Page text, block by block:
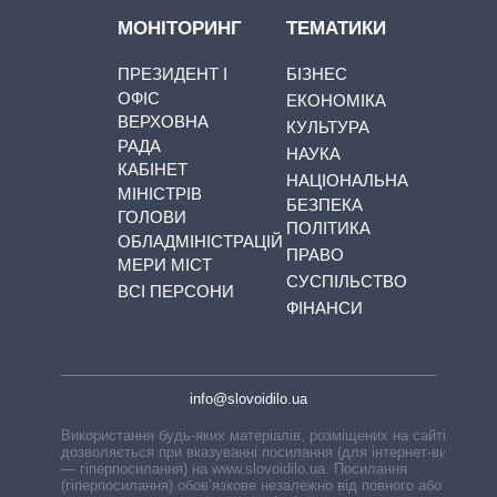
МОНІТОРИНГ
ПРЕЗИДЕНТ І
ОФІС
ВЕРХОВНА
РАДА
КАБІНЕТ
МІНІСТРІВ
ГОЛОВИ
ОБЛАДМІНІСТРАЦІЙ
МЕРИ МІСТ
ВСІ ПЕРСОНИ
ТЕМАТИКИ
БІЗНЕС
ЕКОНОМІКА
КУЛЬТУРА
НАУКА
НАЦІОНАЛЬНА
БЕЗПЕКА
ПОЛІТИКА
ПРАВО
СУСПІЛЬСТВО
ФІНАНСИ
info@slovoidilo.ua
Використання будь-яких матеріалів, розміщених на сайті,
дозволяється при вказуванні посилання (для інтернет-видань
— гіперпосилання) на www.slovoidilo.ua. Посилання
(гіперпосилання) обов’язкове незалежно від повного або